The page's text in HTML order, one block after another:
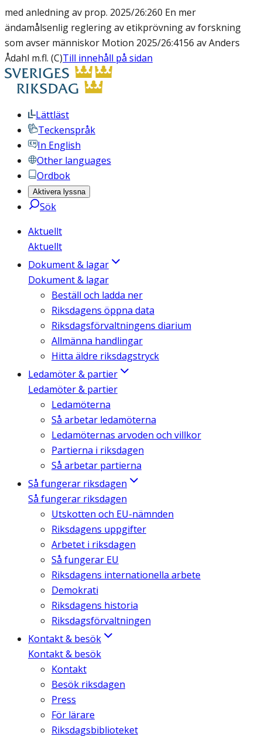
med anledning av prop. 2025/26:260 En mer
ändamålsenlig reglering av etikprövning av forskning
som avser människor Motion 2025/26:4156 av Anders
Ådahl m.fl. (C)Till innehåll på sidan
Lättläst
Teckenspråk
In English
Other languages
Ordbok
Aktivera lyssna
Sök
Aktuellt
Aktuellt
Dokument & lagar
Dokument & lagar
Beställ och ladda ner
Riksdagens öppna data
Riksdagsförvaltningens diarium
Allmänna handlingar
Hitta äldre riksdagstryck
Ledamöter & partier
Ledamöter & partier
Ledamöterna
Så arbetar ledamöterna
Ledamöternas arvoden och villkor
Partierna i riksdagen
Så arbetar partierna
Så fungerar riksdagen
Så fungerar riksdagen
Utskotten och EU-nämnden
Riksdagens uppgifter
Arbetet i riksdagen
Så fungerar EU
Riksdagens internationella arbete
Demokrati
Riksdagens historia
Riksdagsförvaltningen
Kontakt & besök
Kontakt & besök
Kontakt
Besök riksdagen
Press
För lärare
Riksdagsbiblioteket